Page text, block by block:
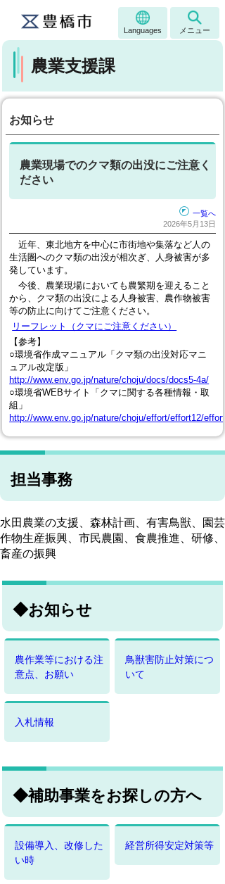
Languages メニュー
農業支援課
お知らせ
農業現場でのクマ類の出没にご注意く
ださい
一覧へ
2026年5月13日
近年、東北地方を中心に市街地や集落など人の
生活圏へのクマ類の出没が相次ぎ、人身被害が多
発しています。
今後、農業現場においても農繁期を迎えること
から、クマ類の出没による人身被害、農作物被害
等の防止に向けてご注意ください。
リーフレット（クマにご注意ください）
【参考】
○環境省作成マニュアル「クマ類の出没対応マニ
ュアル改定版」
http://www.env.go.jp/nature/choju/docs/docs5-4a/
○環境省WEBサイト「クマに関する各種情報・取
組」
http://www.env.go.jp/nature/choju/effort/effort12/
担当事務
水田農業の支援、森林計画、有害鳥獣、園芸
作物生産振興、市民農園、食農推進、研修、
畜産の振興
◆お知らせ
農作業等における注
意点、お願い
鳥獣害防止対策につ
いて
入札情報
◆補助事業をお探しの方へ
設備導入、改修した
い時
経営所得安定対策等